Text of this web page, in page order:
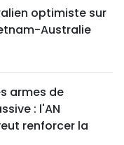
optimiste sur
Australie
armes de
: l'AN
renforcer la